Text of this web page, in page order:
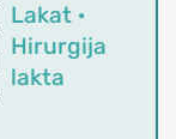
Lakat ·
Hirurgija
lakta